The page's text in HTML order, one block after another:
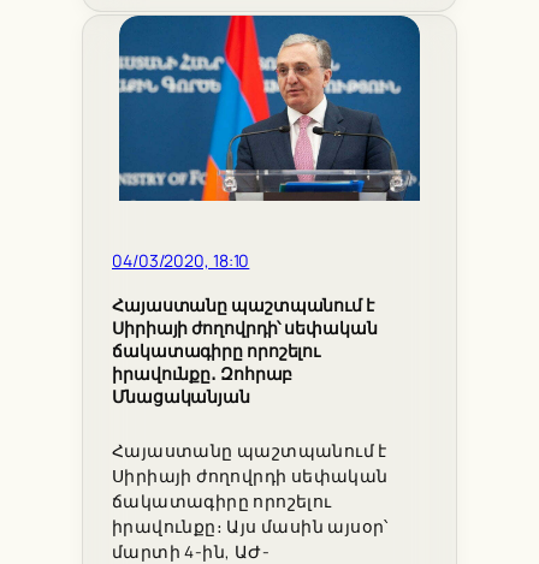
04/03/2020, 18:10
Հայաստանը պաշտպանում է
Սիրիայի ժողովրդի՝ սեփական
ճակատագիրը որոշելու
իրավունքը․ Զոհրաբ
Մնացականյան
Հայաստանը պաշտպանում է
Սիրիայի ժողովրդի սեփական
ճակատագիրը որոշելու
իրավունքը։ Այս մասին այսօր՝
մարտի 4-ին, ԱԺ-